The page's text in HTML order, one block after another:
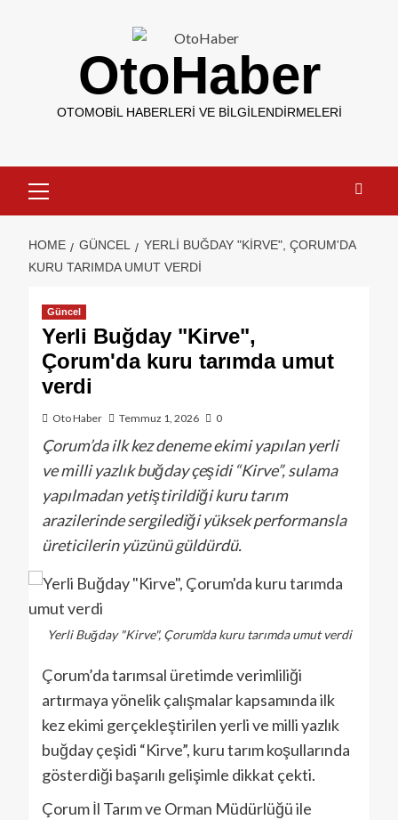
OtoHaber
OTOMOBIL HABERLERI VE BILGILENDIRMELERI
HOME GÜNCEL
YERLI BUĞDAY "KIRVE", ÇORUM'DA
KURU TARIMDA UMUT VERDI
Güncel
Yerli Buğday "Kirve",
Çorum'da kuru tarımda umut
verdi
Oto Haber Temmuz 1, 2026 0
Çorum’da ilk kez deneme ekimi yapılan yerli
ve milli yazlık buğday çeşidi “Kirve”, sulama
yapılmadan yetiştirildiği kuru tarım
arazilerinde sergilediği yüksek performansla
üreticilerin yüzünü güldürdü.
Yerli Buğday "Kirve", Çorum'da kuru tarımda umut verdi
Çorum’da tarımsal üretimde verimliliği
artırmaya yönelik çalışmalar kapsamında ilk
kez ekimi gerçekleştirilen yerli ve milli yazlık
buğday çeşidi “Kirve”, kuru tarım koşullarında
gösterdiği başarılı gelişimle dikkat çekti.
Çorum İl Tarım ve Orman Müdürlüğü ile